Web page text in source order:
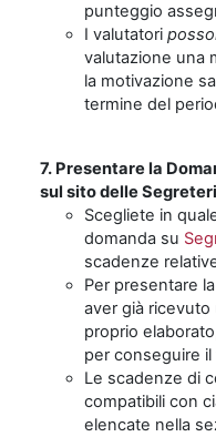
punteggio
I valutatori
valutazione una
la motivazione
termine del
7. Presentare la
sul sito delle
Scegliete in
domanda su
scadenze
Per presentare
aver già
proprio
per conseguire il
Le scadenze di
compatibili con
elencate nella